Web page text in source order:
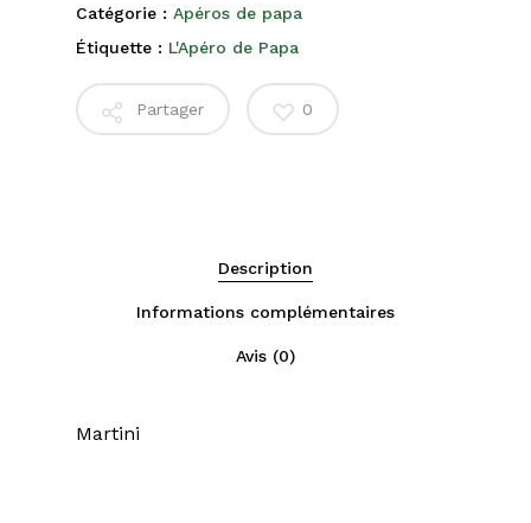
Catégorie : Apéros de papa
Étiquette : L'Apéro de Papa
Partager 0
Description
Informations complémentaires
Avis (0)
Martini